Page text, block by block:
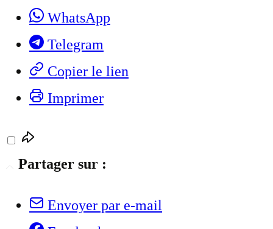
WhatsApp
Telegram
Copier le lien
Imprimer
Partager sur :
Envoyer par e-mail